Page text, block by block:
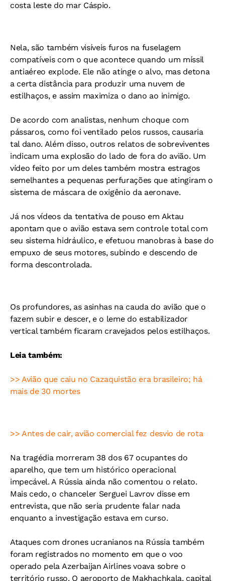
costa leste do mar Cáspio.
Nela, são também visíveis furos na fuselagem
compatíveis com o que acontece quando um míssil
antiaéreo explode. Ele não atinge o alvo, mas detona
a certa distância para produzir uma nuvem de
estilhaços, e assim maximiza o dano ao inimigo.
De acordo com analistas, nenhum choque com
pássaros, como foi ventilado pelos russos, causaria
tal dano. Além disso, outros relatos de sobreviventes
indicam uma explosão do lado de fora do avião. Um
vídeo feito por um deles também mostra estragos
semelhantes a pequenas perfurações que atingiram o
sistema de máscara de oxigênio da aeronave.
Já nos vídeos da tentativa de pouso em Aktau
apontam que o avião estava sem controle total com
seu sistema hidráulico, e efetuou manobras à base do
empuxo de seus motores, subindo e descendo de
forma descontrolada.
Os profundores, as asinhas na cauda do avião que o
fazem subir e descer, e o leme do estabilizador
vertical também ficaram cravejados pelos estilhaços.
Leia também:
>> Avião que caiu no Cazaquistão era brasileiro; há
mais de 30 mortes
>> Antes de cair, avião comercial fez desvio de rota
Na tragédia morreram 38 dos 67 ocupantes do
aparelho, que tem um histórico operacional
impecável. A Rússia ainda não comentou o relato.
Mais cedo, o chanceler Serguei Lavrov disse em
entrevista, que não seria prudente falar nada
enquanto a investigação estava em curso.
Ataques com drones ucranianos na Rússia também
foram registrados no momento em que o voo
operado pela Azerbaijan Airlines voava sobre o
território russo. O aeroporto de Makhachkala, capital